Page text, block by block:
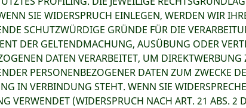
SIE WIDERSPRUCH EINLEGEN, WERDEN WIR
SCHUTZWÜRDIGE GRÜNDE FÜR DIE
DER GELTENDMACHUNG, AUSÜBUNG ODER
DATEN VERARBEITET, UM
PERSONENBEZOGENER DATEN ZUM ZWECKE
IN VERBINDUNG STEHT. WENN SIE
VERWENDET (WIDERSPRUCH NACH ART. 21 ABS. 2